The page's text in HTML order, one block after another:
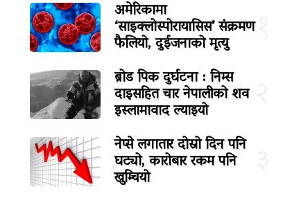
अमेरिकामा
‘साइक्लोस्पोरायासिस’ संक्रमण
फैलियो, दुईजनाको मृत्यु
ब्रोड पिक दुर्घटना : निम्स
दाइसहित चार नेपालीको शव
इस्लामावाद ल्याइयो
नेप्से लगातार दोस्रो दिन पनि
घट्यो, कारोबार रकम पनि
खुम्चियो